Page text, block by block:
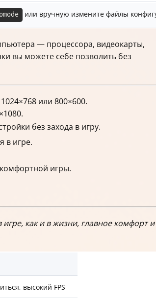
или вручную измените файлы
— процессора, видеокарты,
вы можете себе позволить без
или 800×600.
без захода в игру.
в игре.
игры.
как и в жизни, главное комфорт и
высокий FPS